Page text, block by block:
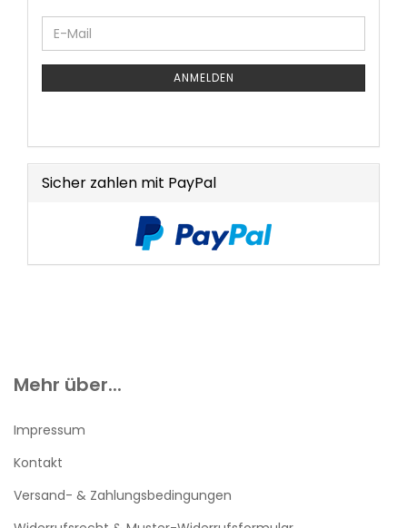
WEITER
ZUR
NEWSLETTER-
E-
Mail
ANMELDEN
Sicher zahlen mit PayPal
Mehr über...
Impressum
Kontakt
Versand- & Zahlungsbedingungen